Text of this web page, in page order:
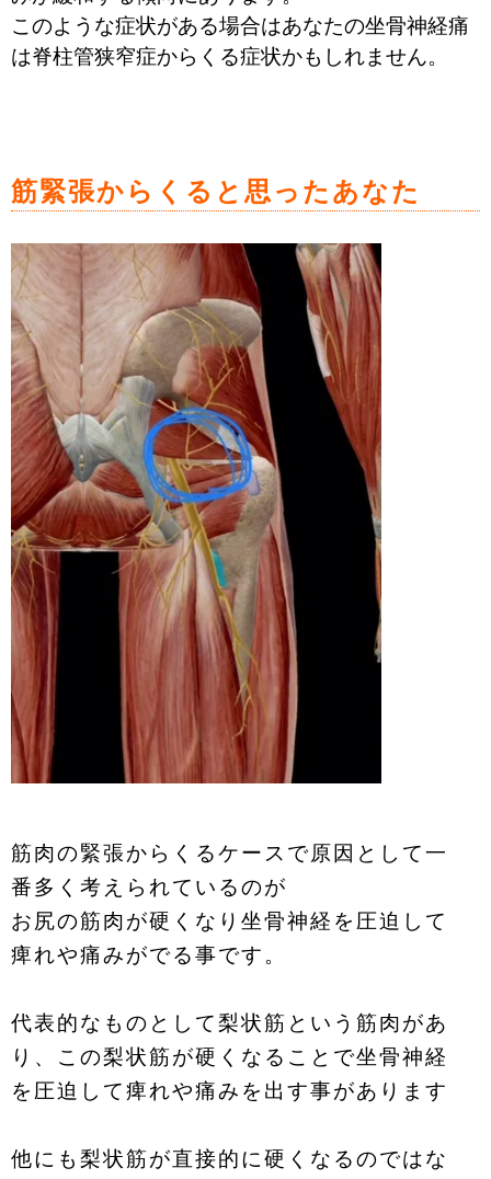
このような症状がある場合はあなたの坐骨神経痛
は脊柱管狭窄症からくる症状かもしれません。
筋緊張からくると思ったあなた
筋肉の緊張からくるケースで原因として一
番多く考えられているのが
お尻の筋肉が硬くなり坐骨神経を圧迫して
痺れや痛みがでる事です。
代表的なものとして梨状筋という筋肉があ
り、この梨状筋が硬くなることで坐骨神経
を圧迫して痺れや痛みを出す事があります
他にも梨状筋が直接的に硬くなるのではな